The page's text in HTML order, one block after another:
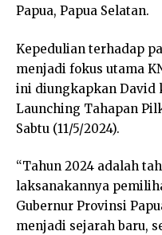
Papua, Papua Selatan.
Kepedulian terhadap
menjadi fokus utama
ini diungkapkan David
Launching Tahapan
Sabtu (11/5/2024).
“Tahun 2024 adalah
laksanakannya
Gubernur Provinsi
menjadi sejarah baru,